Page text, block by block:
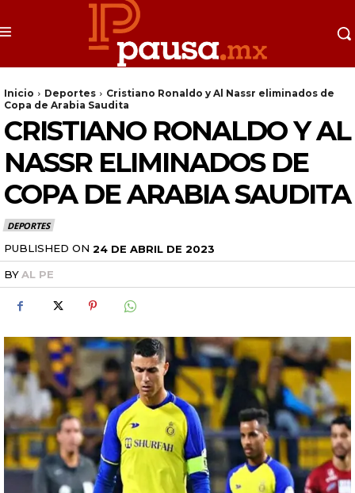
Inicio Deportes
Cristiano Ronaldo y Al Nassr eliminados de
Copa de Arabia Saudita
CRISTIANO RONALDO Y AL
NASSR ELIMINADOS DE
COPA DE ARABIA SAUDITA
DEPORTES
PUBLISHED ON 24 DE ABRIL DE 2023
BYAL PE